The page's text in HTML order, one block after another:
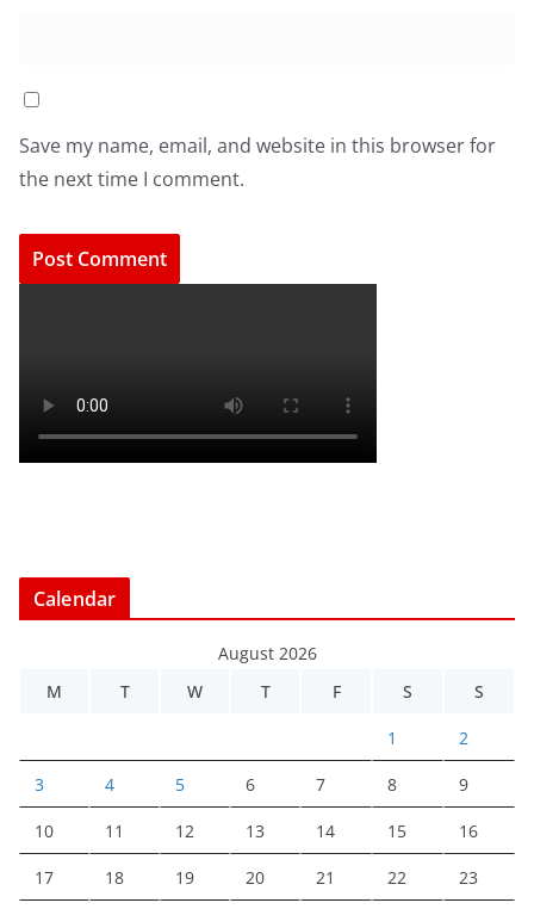
Save my name, email, and website in this browser for
the next time I comment.
Calendar
August 2026
M
T W T F S S
1 2
3 4 5 6 7 8 9
10 11 12 13 14 15 16
17 18 19 20 21 22 23